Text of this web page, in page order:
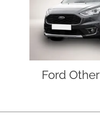
Ford Other